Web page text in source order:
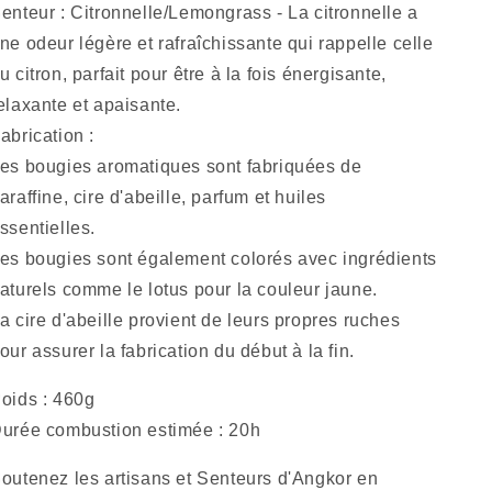
: Citronnelle/Lemongrass - La citronnelle a
odeur légère et rafraîchissante qui rappelle celle
citron, parfait pour être à la fois énergisante,
et apaisante.
:
bougies aromatiques sont fabriquées de
cire d'abeille, parfum et huiles
bougies sont également colorés avec ingrédients
comme le lotus pour la couleur jaune.
cire d'abeille provient de leurs propres ruches
assurer la fabrication du début à la fin.
: 460g
combustion estimée : 20h
les artisans et Senteurs d'Angkor en